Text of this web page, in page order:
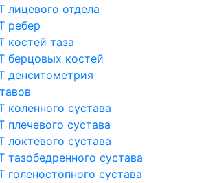
лицевого отдела
ребер
костей таза
берцовых костей
денситометрия
коленного сустава
плечевого сустава
локтевого сустава
тазобедренного сустава
голеностопного сустава